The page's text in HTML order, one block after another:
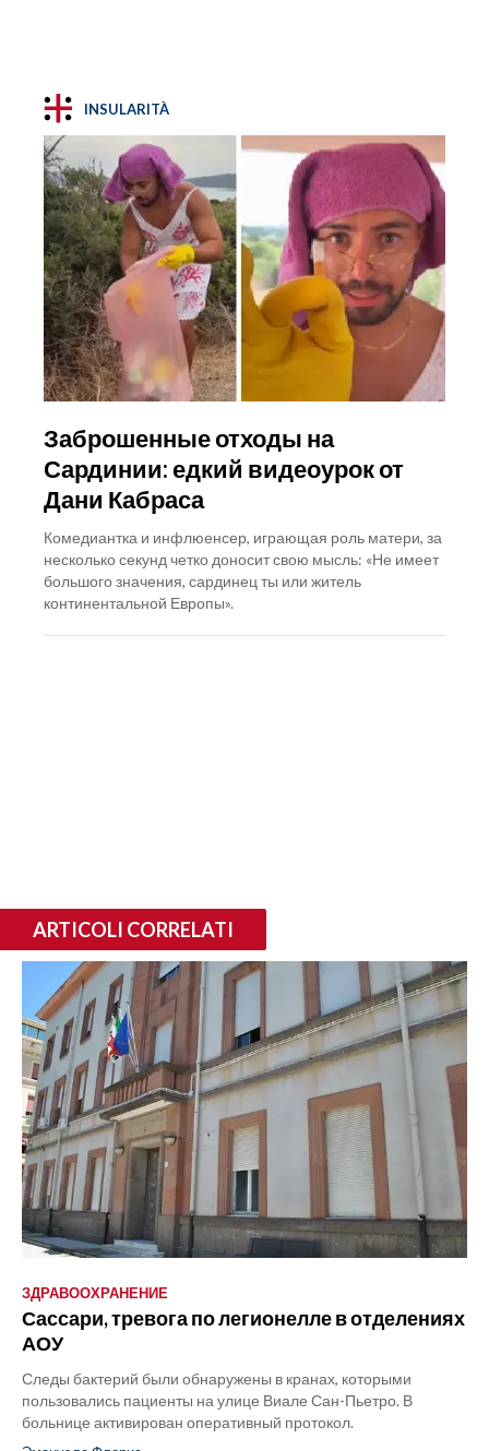
INSULARITÀ
Заброшенные отходы на
Сардинии: едкий видеоурок от
Дани Кабраса
Комедиантка и инфлюенсер, играющая роль матери, за
несколько секунд четко доносит свою мысль: «Не имеет
большого значения, сардинец ты или житель
континентальной Европы».
ARTICOLI CORRELATI
ЗДРАВООХРАНЕНИЕ
Сассари, тревога по легионелле в отделениях
АОУ
Следы бактерий были обнаружены в кранах, которыми
пользовались пациенты на улице Виале Сан-Пьетро. В
больнице активирован оперативный протокол.